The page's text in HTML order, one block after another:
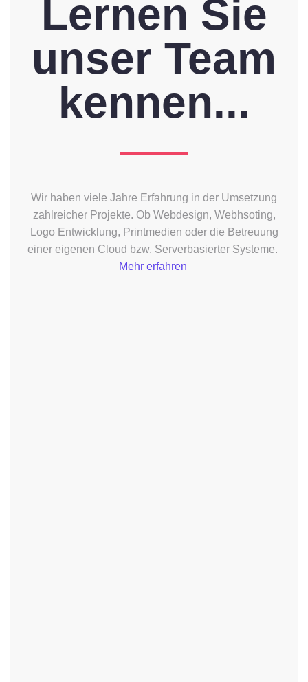
Lernen Sie
unser Team
kennen...
Wir haben viele Jahre Erfahrung in der Umsetzung
zahlreicher Projekte. Ob Webdesign, Webhsoting,
Logo Entwicklung, Printmedien oder die Betreuung
einer eigenen Cloud bzw. Serverbasierter Systeme.
Mehr erfahren